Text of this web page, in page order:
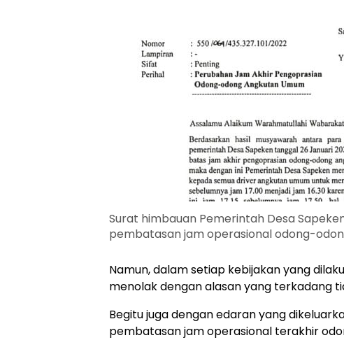
Surat himbauan Pemerintah Desa
pembatasan jam operasional odong-
Namun, dalam setiap kebijakan yang
menolak dengan alasan yang terkadang
Begitu juga dengan edaran yang
pembatasan jam operasional terakhir